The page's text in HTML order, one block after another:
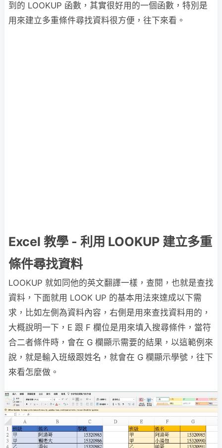
到的 LOOKUP 函數，其實很好用的一個函數，特別是
用來建立多重條件尋找資料很方便，往下來看。
Excel 教學 - 利用 LOOKUP 建立多重
條件尋找資料
LOOKUP 就如同他的英文翻譯一樣，查閱，也就是查找
資料，下面就用 LOOK UP 的基本用法來達成以下需
求，比如左側為資料內容，右側是用來查找資料用的，
大概說明一下，E 跟 F 欄位是用來填入搜尋條件，當符
合二者條件時，會在 G 欄顯示需要的結果，以這範例來
說，就是輸入班級跟姓名，就會在 G 欄顯示學號，往下
來看怎麼做。